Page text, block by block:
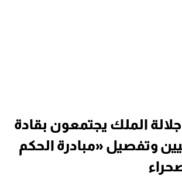
الملك يجتمعون بقادة
وتفصيل «مبادرة الحكم